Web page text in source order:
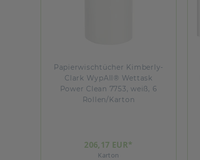
Papierwischtücher Kimberly-
Clark WypAll® Wettask
Power Clean 7753, weiß, 6
Rollen/Karton
206,17 EUR*
Karton